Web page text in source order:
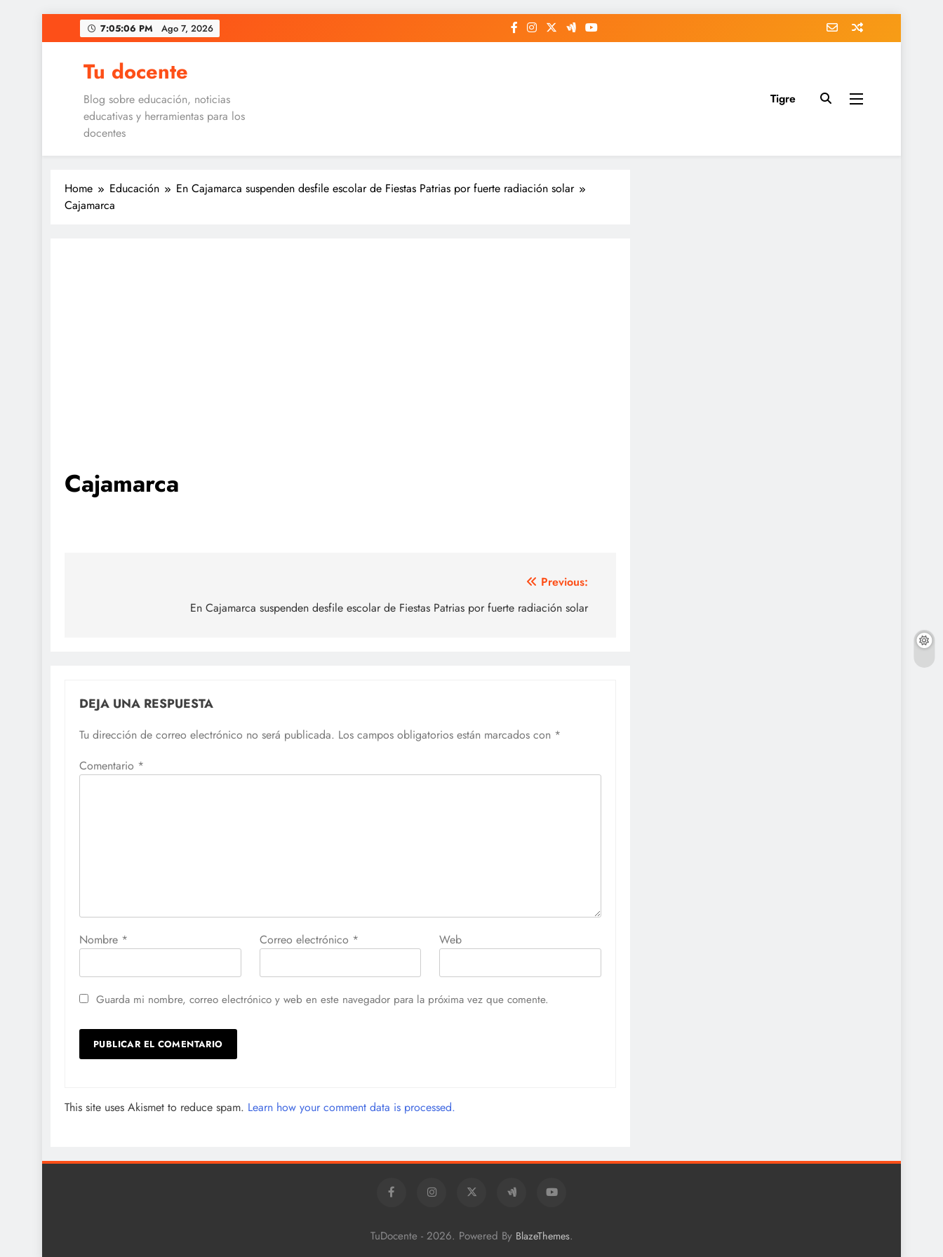
to
7:05:06 PM Ago 7, 2026
Tu docente
Blog sobre educación, noticias
educativas y herramientas para los
docentes
Tigre
Home Educación
En Cajamarca suspenden desfile escolar de Fiestas Patrias por fuerte radiación solar
Cajamarca
Cajamarca
Previous:
En Cajamarca suspenden desfile escolar de Fiestas Patrias por fuerte radiación solar
DEJA UNA RESPUESTA
Tu dirección de correo electrónico no será publicada. Los campos obligatorios están marcados con *
Comentario *
Nombre * Correo electrónico * Web
Guarda mi nombre, correo electrónico y web en este navegador para la próxima vez que comente.
This site uses Akismet to reduce spam. Learn how your comment data is processed.
TuDocente - 2026. Powered By BlazeThemes.